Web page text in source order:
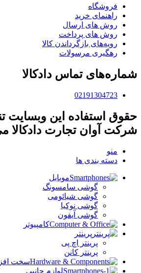
فروشگاه
راهنمای خرید
روش های ارسال
روش های پرداخت
رویه‌های بازگرداندن کالا
رهگیری مرسولات
شماره‌های تماس دادکالا
02191304723
حقوق استفاده این وبسایت
شرکت آوان تجارت دادکالا
منو
دسته بندی ها
موبایل
گوشی سامسونگ
گوشی شیائومی
گوشی نوکیا
گوشی آیفون
کامپیوتر
پرینتر
پرینتر اچ پی
پرینتر کانن
سخت
لوازم جانبی